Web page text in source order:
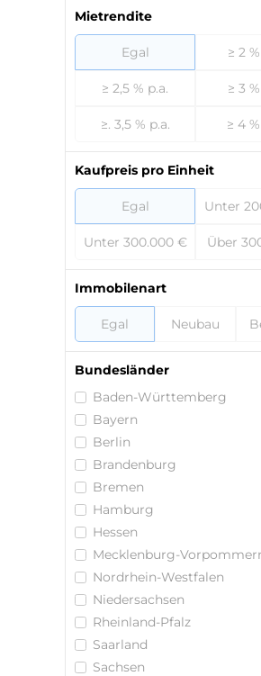
Mietrendite
Egal ≥ 2
≥ 2,5 % p.a. ≥ 3
≥. 3,5 % p.a. ≥ 4
Kaufpreis pro Einheit
Egal Unter
Unter 300.000 € Über
Immobilenart
Egal Neubau
Bundesländer
Baden-Württemberg
Bayern
Berlin
Brandenburg
Bremen
Hamburg
Hessen
Mecklenburg-
Nordrhein-Westfalen
Niedersachsen
Rheinland-Pfalz
Saarland
Sachsen